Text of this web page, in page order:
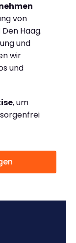
von
Haag.
und
wir
und
, um